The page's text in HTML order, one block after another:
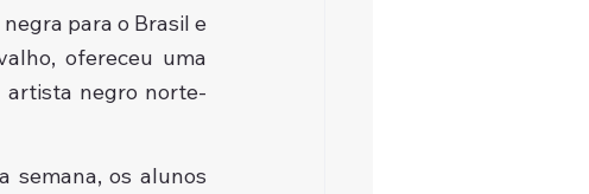
para o Brasil e
ofereceu uma
artista negro norte-
semana, os alunos